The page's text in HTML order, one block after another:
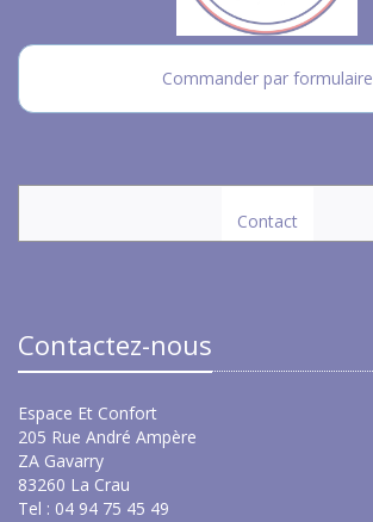
Commander par formulaire
Contact
Contactez-nous
Espace Et Confort
205 Rue André Ampère
ZA Gavarry
83260 La Crau
Tel : 04 94 75 45 49